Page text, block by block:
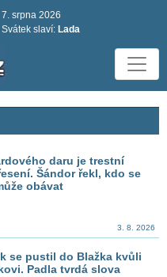
7. srpna 2026
Svátek slaví: Lada
daru je trestní
Šándor řekl, kdo se
obávat
3. 8. 2026
se pustil do Blažka kvůli
Padla tvrdá slova